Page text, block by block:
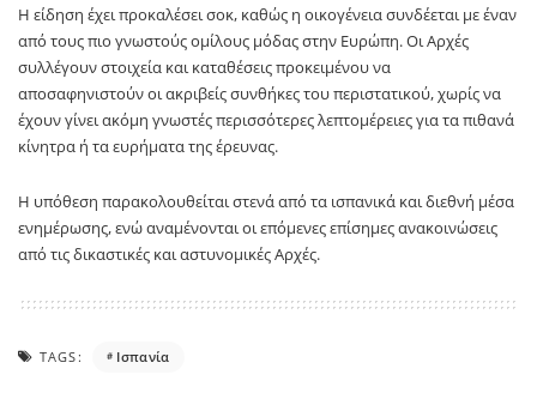
Η είδηση έχει προκαλέσει σοκ, καθώς η οικογένεια συνδέεται με έναν
από τους πιο γνωστούς ομίλους μόδας στην Ευρώπη. Οι Αρχές
συλλέγουν στοιχεία και καταθέσεις προκειμένου να
αποσαφηνιστούν οι ακριβείς συνθήκες του περιστατικού, χωρίς να
έχουν γίνει ακόμη γνωστές περισσότερες λεπτομέρειες για τα πιθανά
κίνητρα ή τα ευρήματα της έρευνας.
Η υπόθεση παρακολουθείται στενά από τα ισπανικά και διεθνή μέσα
ενημέρωσης, ενώ αναμένονται οι επόμενες επίσημες ανακοινώσεις
από τις δικαστικές και αστυνομικές Αρχές.
TAGS: Ισπανία